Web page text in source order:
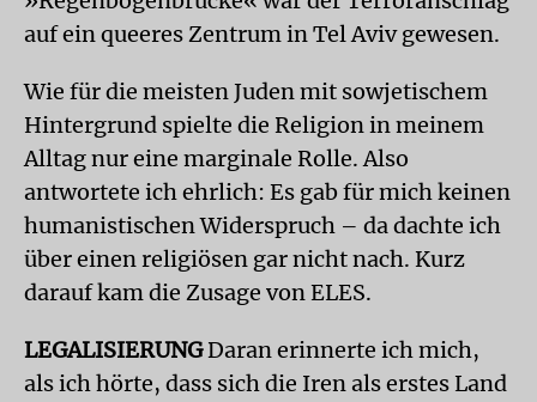
auf ein queeres Zentrum in Tel Aviv gewesen.
Wie für die meisten Juden mit sowjetischem
Hintergrund spielte die Religion in meinem
Alltag nur eine marginale Rolle. Also
antwortete ich ehrlich: Es gab für mich keinen
humanistischen Widerspruch – da dachte ich
über einen religiösen gar nicht nach. Kurz
darauf kam die Zusage von ELES.
LEGALISIERUNGDaran erinnerte ich mich,
als ich hörte, dass sich die Iren als erstes Land